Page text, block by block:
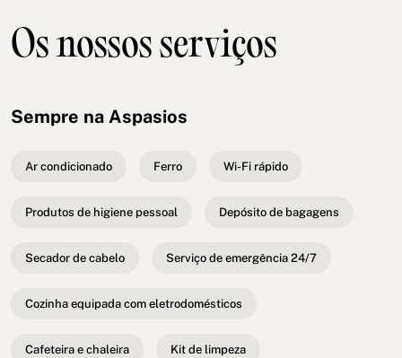
Os nossos serviços
Sempre na Aspasios
Ar condicionado Ferro Wi-Fi rápido
Produtos de higiene pessoal Depósito de bagagens
Secador de cabelo Serviço de emergência 24/7
Cozinha equipada com eletrodomésticos
Cafeteira e chaleira Kit de limpeza